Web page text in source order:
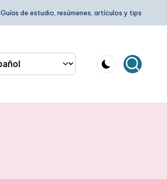
Guías de estudio, resúmenes, artículos y tips